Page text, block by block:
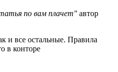
по вам плачет" автор
и все остальные. Правила
в конторе